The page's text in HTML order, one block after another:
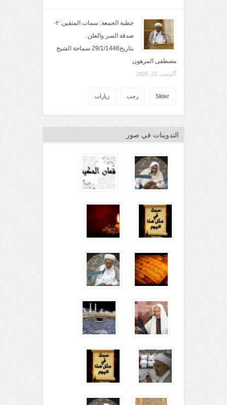
خطبة الجمعة: سمات المتقين: ٢-
صدقة السر والعلن..
بتاريخ29/1/1446.سماحة الشيخ
مصطفى المرهون
آگوست 02, 2025
Slider رجب زيارات
التدوينات في صور